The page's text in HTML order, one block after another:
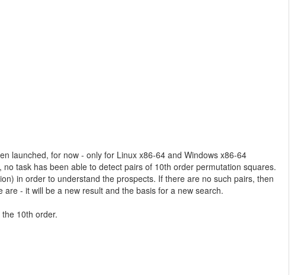
launched, for now - only for Linux x86-64 and Windows x86-64
task has been able to detect pairs of 10th order permutation squares.
in order to understand the prospects. If there are no such pairs, then
- it will be a new result and the basis for a new search.
10th order.